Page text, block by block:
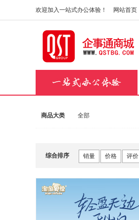
欢迎加入一站式办公体验！ 网站首页
商品大类 全部
综合排序 销量 价格 评价